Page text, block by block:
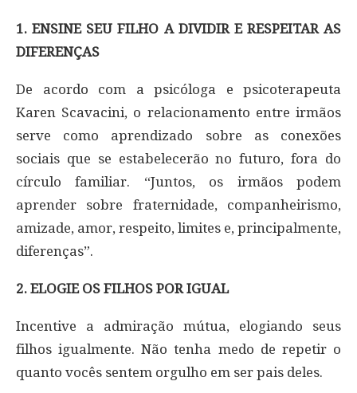
1. ENSINE SEU FILHO A DIVIDIR E RESPEITAR AS
DIFERENÇAS
De acordo com a psicóloga e psicoterapeuta
Karen Scavacini, o relacionamento entre irmãos
serve como aprendizado sobre as conexões
sociais que se estabelecerão no futuro, fora do
círculo familiar. “Juntos, os irmãos podem
aprender sobre fraternidade, companheirismo,
amizade, amor, respeito, limites e, principalmente,
diferenças”.
2. ELOGIE OS FILHOS POR IGUAL
Incentive a admiração mútua, elogiando seus
filhos igualmente. Não tenha medo de repetir o
quanto vocês sentem orgulho em ser pais deles.